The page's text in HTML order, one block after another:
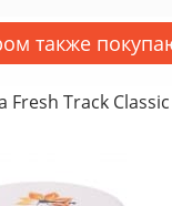
также
Fresh Track